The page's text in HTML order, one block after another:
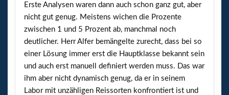
Erste Analysen waren dann auch schon ganz gut, aber
nicht gut genug. Meistens wichen die Prozente
zwischen 1 und 5 Prozent ab, manchmal noch
deutlicher. Herr Alfer bemängelte zurecht, dass bei so
einer Lösung immer erst die Hauptklasse bekannt sein
und auch erst manuell definiert werden muss. Das war
ihm aber nicht dynamisch genug, da er in seinem
Labor mit unzähligen Reissorten konfrontiert ist und